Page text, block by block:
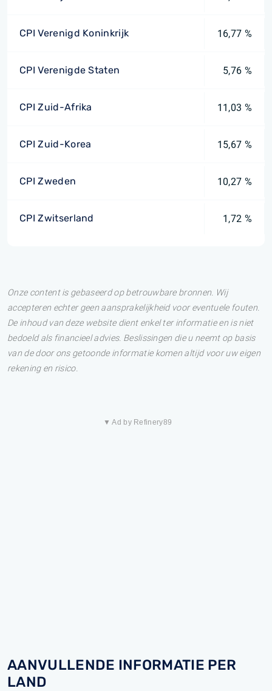
CPI Verenigd Koninkrijk 16,77 %
CPI Verenigde Staten 5,76 %
CPI Zuid-Afrika 11,03 %
CPI Zuid-Korea 15,67 %
CPI Zweden 10,27 %
CPI Zwitserland 1,72 %
Onze content is gebaseerd op betrouwbare bronnen. Wij
accepteren echter geen aansprakelijkheid voor eventuele fouten.
De inhoud van deze website dient enkel ter informatie en is niet
bedoeld als financieel advies. Beslissingen die u neemt op basis
van de door ons getoonde informatie komen altijd voor uw eigen
rekening en risico.
▼ Ad by Refinery89
AANVULLENDE INFORMATIE PER
LAND